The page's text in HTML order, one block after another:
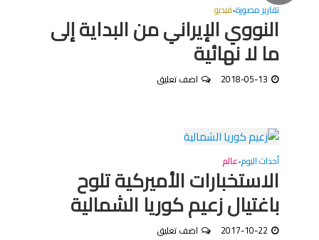
تقارير مصورة•فيديو
النووي الإيراني من البداية إلى
ما لا نهائية
2018-05-13 اضف تعليق
أحداث اليوم•عالم
الاستخبارات الأميركية تلوح
باغتيال زعيم كوريا الشمالية
2017-10-22 اضف تعليق